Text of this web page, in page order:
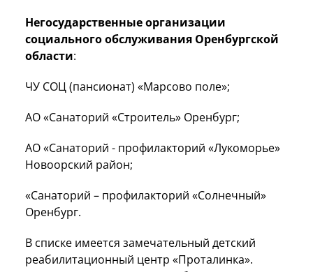
Негосударственные организации
социального обслуживания Оренбургской
области:
ЧУ СОЦ (пансионат) «Марсово поле»;
АО «Санаторий «Строитель» Оренбург;
АО «Санаторий - профилакторий «Лукоморье»
Новоорский район;
«Санаторий – профилакторий «Солнечный»
Оренбург.
В списке имеется замечательный детский
реабилитационный центр «Проталинка».